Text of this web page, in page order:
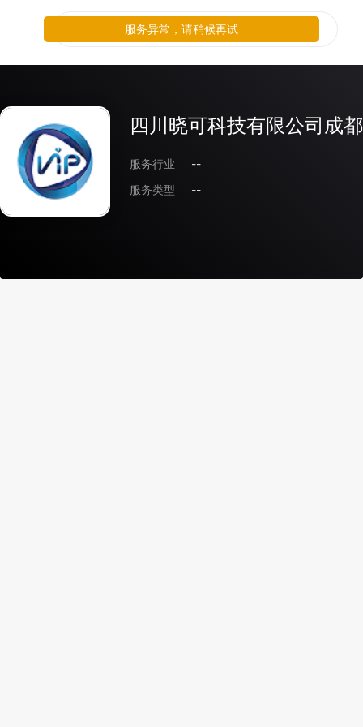
四川晓可科技有限公司成
服务行业
--
服务类型
--
服务异常，请稍候再试